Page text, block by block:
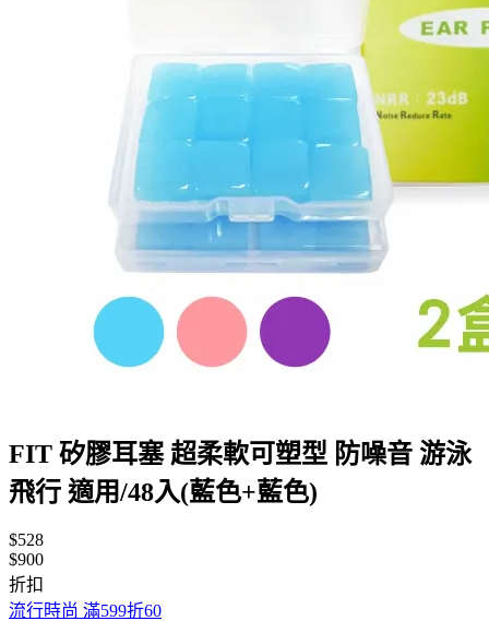
FIT 矽膠耳塞 超柔軟可塑型 防噪音 游泳
飛行 適用/48入(藍色+藍色)
$528
$900
折扣
流行時尚 滿599折60